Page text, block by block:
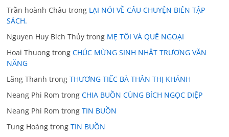
Trần hoành Châu trong LẠI NÓI VỀ CÂU CHUYỆN BIÊN TẬP
SÁCH.
Nguyen Huy Bích Thủy trong MẸ TÔI VÀ QUÊ NGOẠI
Hoai Thuong trongCHÚC MỪNG SINH NHẬT TRƯƠNG VĂN
NĂNG
Lãng Thanh trongTHƯƠNG TIẾC BÀ THÂN THỊ KHÁNH
Neang Phi Rom trongCHIA BUỒN CÙNG BÍCH NGỌC DIỆP
Neang Phi Rom trongTIN BUỒN
Tung Hoàng trongTIN BUỒN